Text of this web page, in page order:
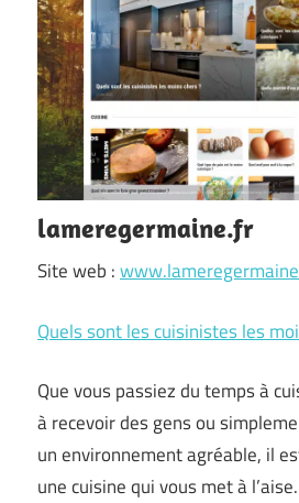
lameregermaine.fr
Site web :
Quels sont les cuisinistes les
Que vous passiez du temps à
à recevoir des gens ou
un environnement agréable, il
une cuisine qui vous met à